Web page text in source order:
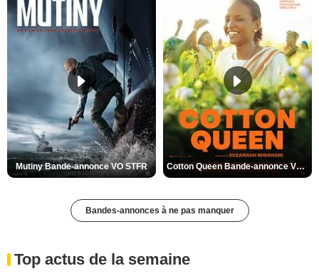
Mutiny Bande-annonce VO STFR Cotton Queen Bande-annonce VO STFR
Bandes-annonces à ne pas manquer
Top actus de la semaine